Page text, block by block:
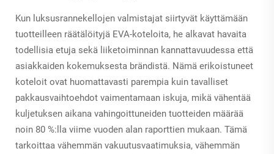
Kun luksusrannekellojen valmistajat siirtyvät käyttämään
tuotteilleen räätälöityjä EVA-koteloita, he alkavat havaita
todellisia etuja sekä liiketoiminnan kannattavuudessa että
asiakkaiden kokemuksesta brändistä. Nämä erikoistuneet
koteloit ovat huomattavasti parempia kuin tavalliset
pakkausvaihtoehdot vaimentamaan iskuja, mikä vähentää
kuljetuksen aikana vahingoittuneiden tuotteiden määrää
noin 80 %:lla viime vuoden alan raporttien mukaan. Tämä
tarkoittaa vähemmän vakuutusvaatimuksia, vähemmän